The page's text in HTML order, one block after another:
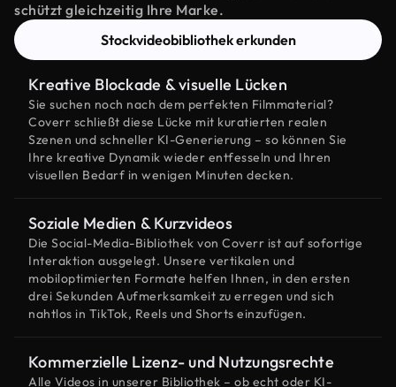
schützt gleichzeitig Ihre Marke.
Stockvideobibliothek erkunden
Kreative Blockade & visuelle Lücken
Sie suchen noch nach dem perfekten Filmmaterial?
Coverr schließt diese Lücke mit kuratierten realen
Szenen und schneller KI-Generierung – so können Sie
Ihre kreative Dynamik wieder entfesseln und Ihren
visuellen Bedarf in wenigen Minuten decken.
Soziale Medien & Kurzvideos
Die Social-Media-Bibliothek von Coverr ist auf sofortige
Interaktion ausgelegt. Unsere vertikalen und
mobiloptimierten Formate helfen Ihnen, in den ersten
drei Sekunden Aufmerksamkeit zu erregen und sich
nahtlos in TikTok, Reels und Shorts einzufügen.
Kommerzielle Lizenz- und Nutzungsrechte
Alle Videos in unserer Bibliothek – ob echt oder KI-